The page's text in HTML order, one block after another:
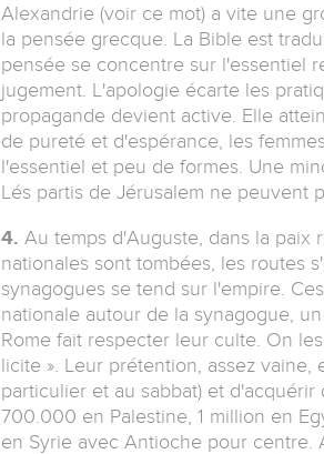
Alexandrie (voir ce mot) a vite une
la pensée grecque. La Bible est
pensée se concentre sur l'essentiel
jugement. L'apologie écarte les
propagande devient active. Elle
de pureté et d'espérance, les
l'essentiel et peu de formes. Une
Lés partis de Jérusalem ne peuvent
4. Au temps d'Auguste, dans la paix
nationales sont tombées, les routes
synagogues se tend sur l'empire.
nationale autour de la synagogue,
Rome fait respecter leur culte. On
licite ». Leur prétention, assez
particulier et au sabbat) et
700.000 en Palestine, 1 million en
en Syrie avec Antioche pour centre.